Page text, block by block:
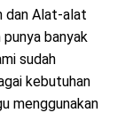
dan Alat-alat
banyak
sudah
kebutuhan
menggunakan